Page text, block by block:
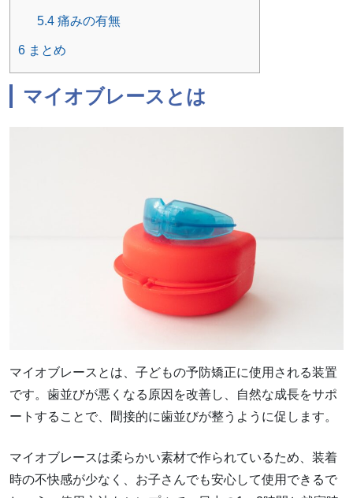
5.4 痛みの有無
6 まとめ
マイオブレースとは
マイオブレースとは、子どもの予防矯正に使用される装置
です。歯並びが悪くなる原因を改善し、自然な成長をサポ
ートすることで、間接的に歯並びが整うように促します。
マイオブレースは柔らかい素材で作られているため、装着
時の不快感が少なく、お子さんでも安心して使用できるで